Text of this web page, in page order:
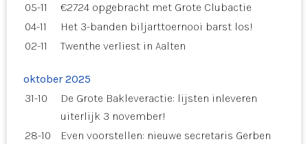
05-11
€2724 opgebracht met Grote Clubactie
04-11
Het 3-banden biljarttoernooi barst los!
02-11
Twenthe verliest in Aalten
oktober 2025
31-10
De Grote Bakleveractie: lijsten inleveren
uiterlijk 3 november!
28-10
Even voorstellen: nieuwe secretaris Gerben